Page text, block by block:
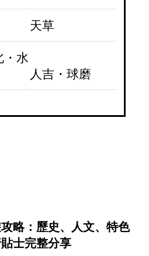
天草
・水
人吉・球磨
略：歷史、人文、特色
士完整分享